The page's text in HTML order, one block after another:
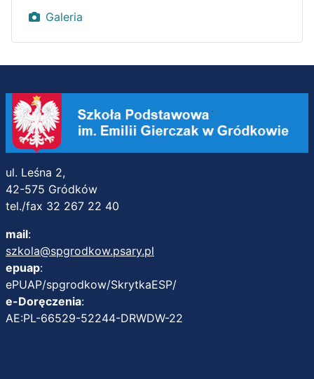
Galeria
ul. Leśna 2,
42-575 Gródków
tel./fax 32 267 22 40
mail:
szkola@spgrodkow.psary.pl
epuap:
ePUAP/spgrodkow/SkrytkaESP/
e-Doręczenia:
AE:PL-66529-52244-DRWDW-22